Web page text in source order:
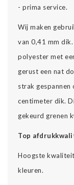
- prima service.
Wij maken
van 0,41 mm
polyester met
gerust een nat
strak gespannen
centimeter dik.
gekeurd grenen
Top
Hoogste
kleuren.